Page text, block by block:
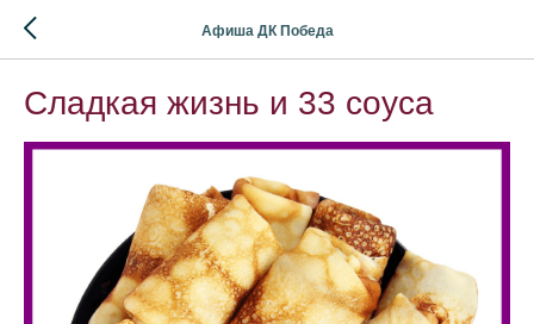
Афиша ДК Победа
Сладкая жизнь и 33 соуса